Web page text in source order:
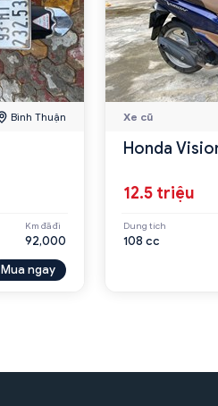
Bình Thuận
Km đã đi
92,000
Mua ngay
Xe cũ
Honda
12.5 triệu
Dung tích
108 cc